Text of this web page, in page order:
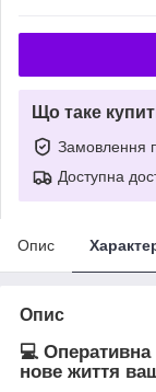
Що таке
Замовлення
Доступна
Опис
Опис
💻 Оперативна
нове життя